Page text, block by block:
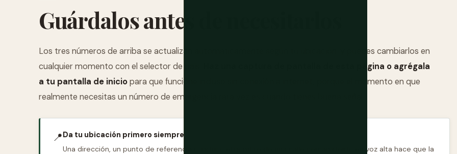
Guárdalos antes de necesitarlos
Los tres números de arriba se actualizan automáticamente según tu ubicación, y puedes cambiarlos en
cualquier momento con el selector de país.
Haz una captura de pantalla de esta página o agrégala
a tu pantalla de iniciopara que funcione incluso sin conexión a internet, porque el momento en que
realmente necesitas un número de emergencia rara vez es cuando tienes buena señal.
📍Da tu ubicación primero siempre
Una dirección, un punto de referencia o incluso el nombre de una calle cercana leído en voz alta hace que la